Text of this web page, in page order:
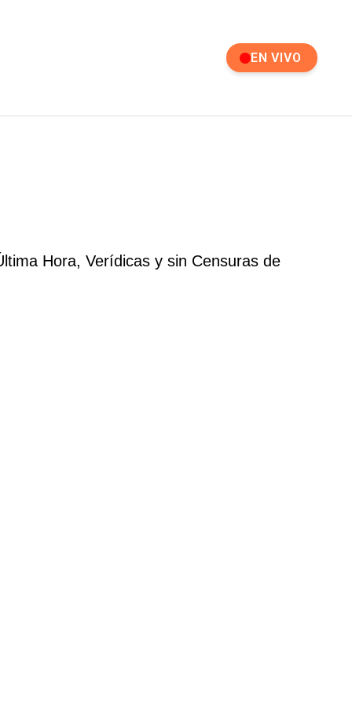
EN VIVO
Hora, Verídicas y sin Censuras de